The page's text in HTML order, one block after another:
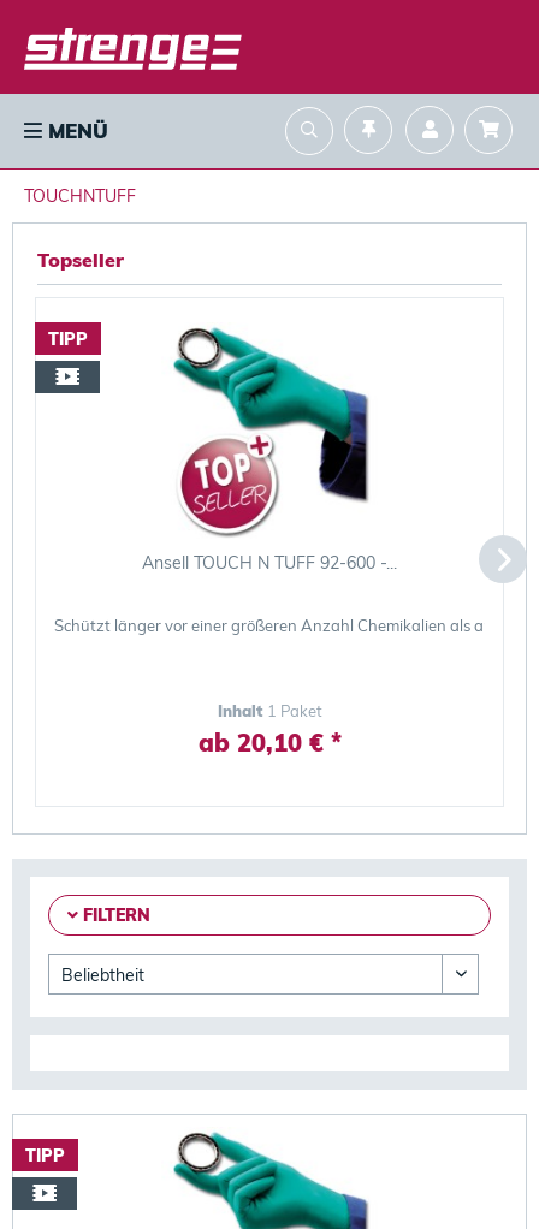
MENÜ
TOUCHNTUFF
Topseller
TIPP
Ansell TOUCH N TUFF 92-600 -...
Schützt länger vor einer größeren Anzahl Chemikalien als andere
Inhalt 1 Paket
ab 20,10 € *
FILTERN
TIPP